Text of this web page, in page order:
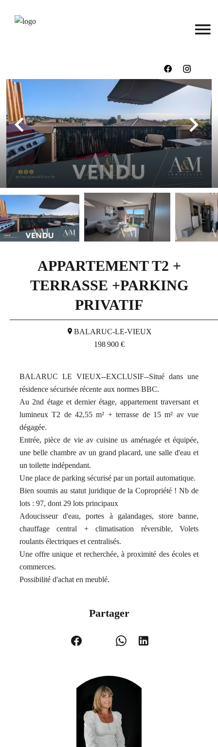
APPARTEMENT T2 +
TERRASSE +PARKING
PRIVATIF
BALARUC-LE-VIEUX
198 900 €
BALARUC LE VIEUX--EXCLUSIF--Situé dans une
résidence sécurisée récente aux normes BBC.
Au 2nd étage et dernier étage, appartement traversant et
lumineux T2 de 42,55 m² + terrasse de 15 m² av vue
dégagée.
Entrée, pièce de vie av cuisine us aménagée et équipée,
une belle chambre av un grand placard, une salle d'eau et
un toilette indépendant.
Une place de parking sécurisé par un portail automatique.
Bien soumis au statut juridique de la Copropriété ! Nb de
lots : 97, dont 29 lots principaux
Adoucisseur d'eau, portes à galandages, store banne,
chauffage central + climatisation réversible, Volets
roulants électriques et centralisés.
Une offre unique et recherchée, à proximité des écoles et
commerces.
Possibilité d'achat en meublé.
Partager